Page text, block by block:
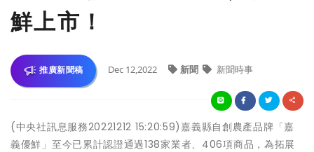
鮮上市！
推廣新聞稿 Dec 12,2022 新聞 新聞時事
(中央社訊息服務20221212 15:20:59)嘉義縣自創農產品牌「嘉
義優鮮」至今已累計認證通過138家業者、406項商品，為拓展